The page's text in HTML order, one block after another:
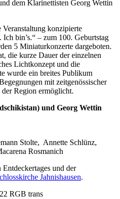
dem Klarinettisten Georg Wettin
konzipierte
bin’s.“ – zum 100. Geburtstag
5 Miniaturkonzerte dargeboten.
die kurze Dauer der einzelnen
Lichtkonzept und die
wurde ein breites Publikum
mit zeitgenössischer
Region ermöglicht.
und Georg Wettin
Stolte, Annette Schlünz,
Rosmanich
und der
Jahnishausen.